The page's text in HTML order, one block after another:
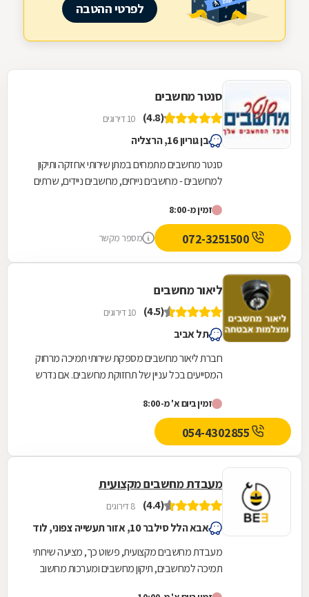
לפרטי ההטבה
סנטר מחשבים
(4.8) 10 דירוגים
בן גוריון 16, הרצליה
סנטר מחשבים מתמחים במתן שירותי אחזקה ותיקון
למחשבים - מחשבים נייחים, מחשבים ניידים, שרתים
עבודות...
זמין מ-8:00
מספר מקשר
ליאור מחשבים
(4.5) 10 דירוגים
תל אביב
חברת ליאור מחשבים מספקת שירותי תמיכה מרחוק
המסייעים בכל עניין של תחזוקת מחשבים. אם נדרש
המצויד...
זמין ביום א' מ-8:00
מעבדת מחשבים מקצועית
(4.4) 8 דירוגים
אבא הלל סילבר 10, אזור תעשייה צפוני, לוד
מעבדת מחשבים מקצועית, פשוט כך, מציעה שירותי
תמיכה למחשבים, תיקון מחשבים ומערכות מחשוב